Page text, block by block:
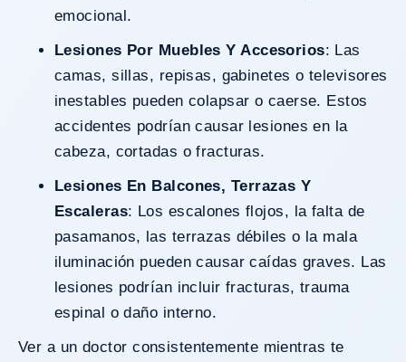
emocional.
Lesiones Por Muebles Y Accesorios: Las
camas, sillas, repisas, gabinetes o televisores
inestables pueden colapsar o caerse. Estos
accidentes podrían causar lesiones en la
cabeza, cortadas o fracturas.
Lesiones En Balcones, Terrazas Y
Escaleras: Los escalones flojos, la falta de
pasamanos, las terrazas débiles o la mala
iluminación pueden causar caídas graves. Las
lesiones podrían incluir fracturas, trauma
espinal o daño interno.
Ver a un doctor consistentemente mientras te